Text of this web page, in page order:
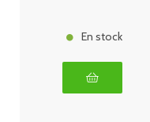
En stock